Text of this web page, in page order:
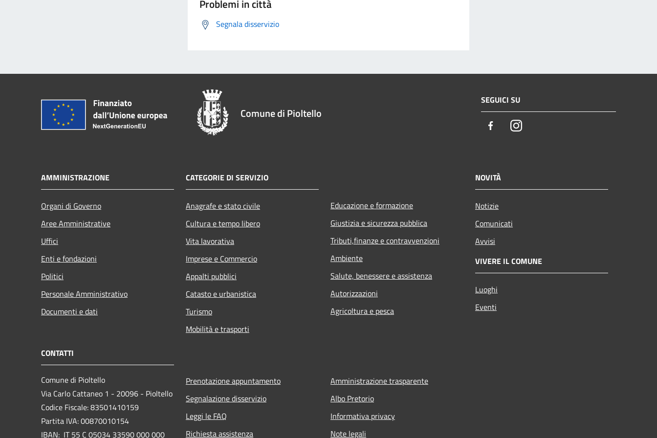
Problemi in città
Segnala disservizio
Comune di Pioltello
SEGUICI SU
FacebookInstagram
AMMINISTRAZIONE
Organi di Governo
Aree Amministrative
Uffici
Enti e fondazioni
Politici
Personale Amministrativo
Documenti e dati
CATEGORIE DI SERVIZIO
Anagrafe e stato civile
Cultura e tempo libero
Vita lavorativa
Imprese e Commercio
Appalti pubblici
Catasto e urbanistica
Turismo
Mobilità e trasporti
Educazione e formazione
Giustizia e sicurezza pubblica
Tributi,finanze e contravvenzioni
Ambiente
Salute, benessere e assistenza
Autorizzazioni
Agricoltura e pesca
NOVITÀ
Notizie
Comunicati
Avvisi
VIVERE IL COMUNE
Luoghi
Eventi
CONTATTI
Comune di Pioltello
Via Carlo Cattaneo 1 - 20096 - Pioltello
Codice Fiscale: 83501410159
Partita IVA: 00870010154
IBAN: IT 55 C 05034 33590 000 000
Prenotazione appuntamento
Segnalazione disservizio
Leggi le FAQ
Richiesta assistenza
Amministrazione trasparente
Albo Pretorio
Informativa privacy
Note legali